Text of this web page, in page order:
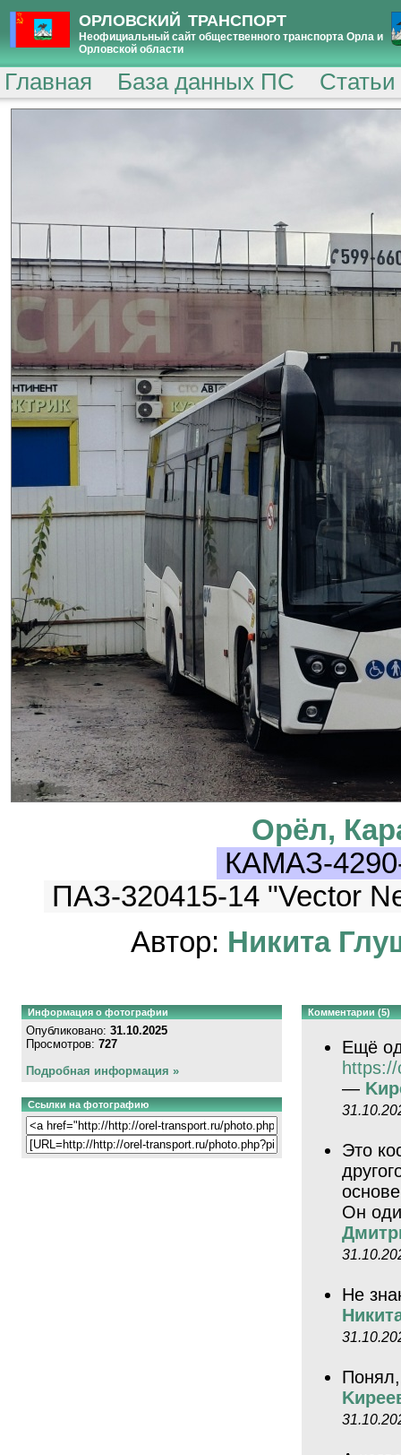
ОРЛОВСКИЙ ТРАНСПОРТ
Неофициальный сайт общественного транспорта Орла и
Орловской области
Главная База данных ПС
Орёл,
КАМАЗ-
ПАЗ-320415-14 "Vector
Автор: Никита
Информация о фотографии
Опубликовано: 31.10.2025
Просмотров: 727
Подробная информация »
Ссылки на фотографию
Комментарии (5)
Ещё
—
Это
Он
Не